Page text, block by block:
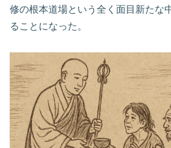
修の根本道場という全く面目新たな
ることになった。